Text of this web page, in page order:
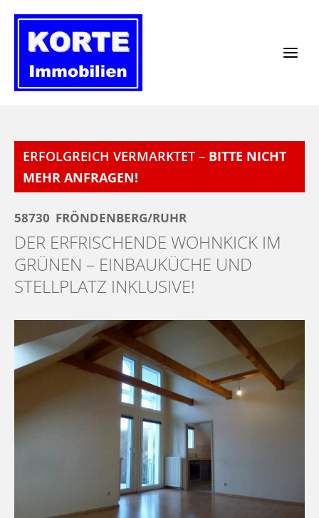
Inhalt
springen
ERFOLGREICH VERMARKTET – BITTE NICHT
MEHR ANFRAGEN!
58730 FRÖNDENBERG/RUHR
DER ERFRISCHENDE WOHNKICK IM
GRÜNEN – EINBAUKÜCHE UND
STELLPLATZ INKLUSIVE!